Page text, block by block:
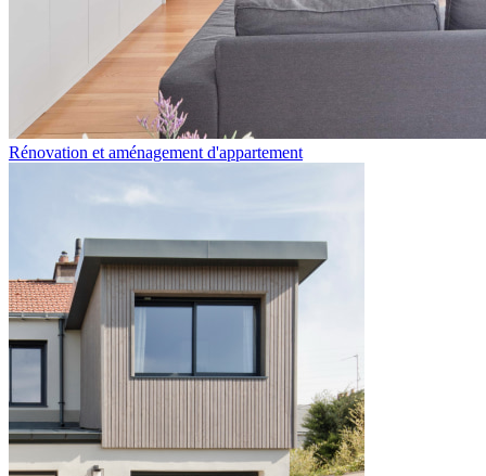
Rénovation et aménagement d'appartement